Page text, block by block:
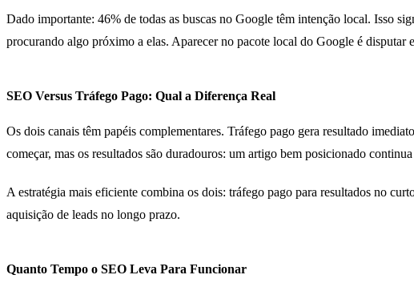
Dado importante: 46% de todas as buscas no Google têm intenção local. Isso
procurando algo próximo a elas. Aparecer no pacote local do Google é disputar
SEO Versus Tráfego Pago: Qual a Diferença Real
Os dois canais têm papéis complementares. Tráfego pago gera resultado
começar, mas os resultados são duradouros: um artigo bem posicionado
A estratégia mais eficiente combina os dois: tráfego pago para resultados no
aquisição de leads no longo prazo.
Quanto Tempo o SEO Leva Para Funcionar